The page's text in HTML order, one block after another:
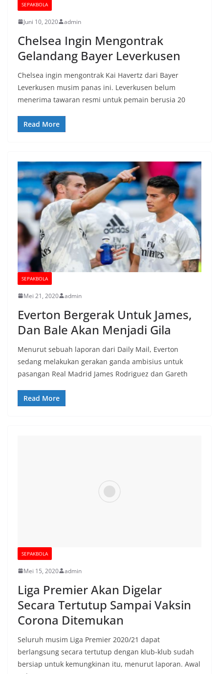
SEPAKBOLA
Juni 10, 2020 admin
Chelsea Ingin Mengontrak
Gelandang Bayer Leverkusen
Chelsea ingin mengontrak Kai Havertz dari Bayer
Leverkusen musim panas ini. Leverkusen belum
menerima tawaran resmi untuk pemain berusia 20
Read More
SEPAKBOLA
Mei 21, 2020 admin
Everton Bergerak Untuk James,
Dan Bale Akan Menjadi Gila
Menurut sebuah laporan dari Daily Mail, Everton
sedang melakukan gerakan ganda ambisius untuk
pasangan Real Madrid James Rodriguez dan Gareth
Read More
SEPAKBOLA
Mei 15, 2020 admin
Liga Premier Akan Digelar
Secara Tertutup Sampai Vaksin
Corona Ditemukan
Seluruh musim Liga Premier 2020/21 dapat
berlangsung secara tertutup dengan klub-klub sudah
bersiap untuk kemungkinan itu, menurut laporan. Awal